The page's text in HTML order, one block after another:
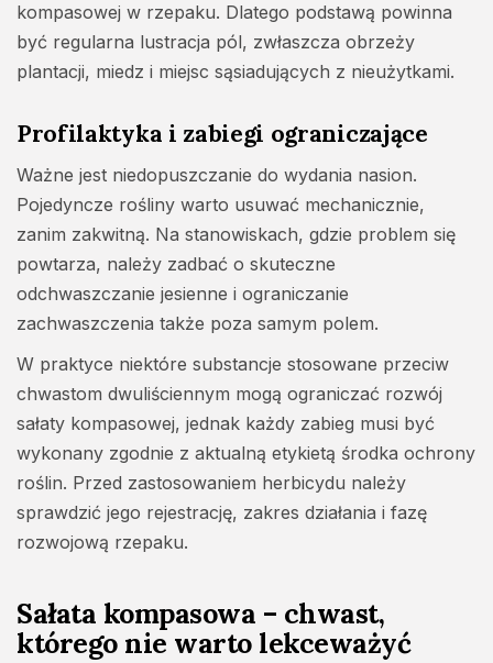
kompasowej w rzepaku. Dlatego podstawą powinna
być regularna lustracja pól, zwłaszcza obrzeży
plantacji, miedz i miejsc sąsiadujących z nieużytkami.
Profilaktyka i zabiegi ograniczające
Ważne jest niedopuszczanie do wydania nasion.
Pojedyncze rośliny warto usuwać mechanicznie,
zanim zakwitną. Na stanowiskach, gdzie problem się
powtarza, należy zadbać o skuteczne
odchwaszczanie jesienne i ograniczanie
zachwaszczenia także poza samym polem.
W praktyce niektóre substancje stosowane przeciw
chwastom dwuliściennym mogą ograniczać rozwój
sałaty kompasowej, jednak każdy zabieg musi być
wykonany zgodnie z aktualną etykietą środka ochrony
roślin. Przed zastosowaniem herbicydu należy
sprawdzić jego rejestrację, zakres działania i fazę
rozwojową rzepaku.
Sałata kompasowa – chwast,
którego nie warto lekceważyć